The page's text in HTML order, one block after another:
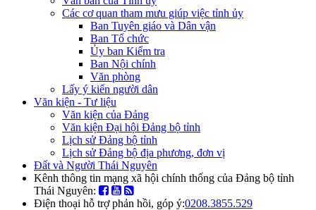
Các cơ quan tham mưu giúp việc tỉnh ủy
Ban Tuyên giáo và Dân vận
Ban Tổ chức
Ủy ban Kiểm tra
Ban Nội chính
Văn phòng
Lấy ý kiến người dân
Văn kiện - Tư liệu
Văn kiện của Đảng
Văn kiện Đại hội Đảng bộ tỉnh
Lịch sử Đảng bộ tỉnh
Lịch sử Đảng bộ địa phương, đơn vị
Đất và Người Thái Nguyên
Kênh thông tin mạng xã hội chính thống của Đảng bộ tỉnh
Thái Nguyên:
Điện thoại hỗ trợ phản hồi, góp ý:0208.3855.529